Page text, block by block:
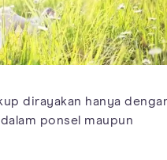
dirayakan hanya
ponsel maupun